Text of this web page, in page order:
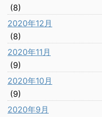
(8)
2020年12月
(8)
2020年11月
(9)
2020年10月
(9)
2020年9月